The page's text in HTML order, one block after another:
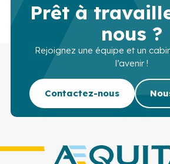
Prêt à
nous ?
Rejoignez une équipe et un
l’avenir !
Contactez-nous